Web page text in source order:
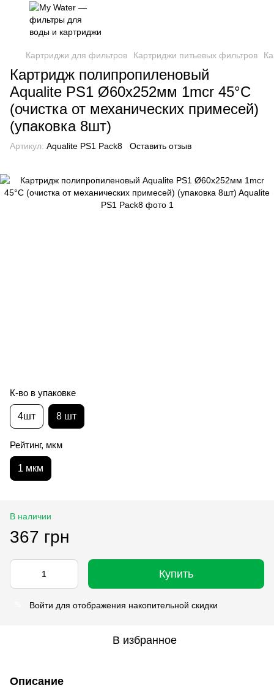
Картриджи для фильтров Картриджи питьевых фильтров
Картридж полипропиленовый
Aqualite PS1 Ø60x252мм 1mcr 45°C
(очистка от механических примесей)
(упаковка 8шт)
Артикул: Aqualite PS1 Pack8 Оставить отзыв
К-во в упаковке
4шт 8 шт
Рейтинг, мкм
1 мкм
В наличии
367 грн
Купить
Войти для отображения накопительной скидки
В избранное
Описание